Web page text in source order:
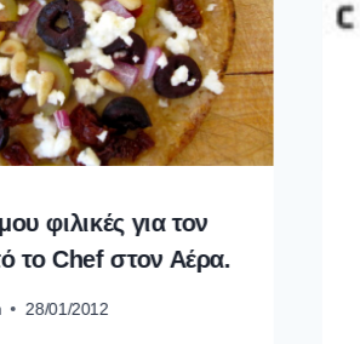
φιλικές για τον
το Chef στον Αέρα.
28/01/2012